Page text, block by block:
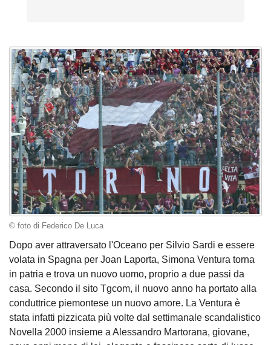
© foto di Federico De Luca
Dopo aver attraversato l'Oceano per Silvio Sardi e essere
volata in Spagna per Joan Laporta, Simona Ventura torna
in patria e trova un nuovo uomo, proprio a due passi da
casa. Secondo il sito Tgcom, il nuovo anno ha portato alla
conduttrice piemontese un nuovo amore. La Ventura è
stata infatti pizzicata più volte dal settimanale scandalistico
Novella 2000 insieme a Alessandro Martorana, giovane,